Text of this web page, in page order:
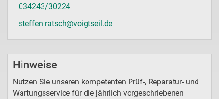
034243/30224
steffen.ratsch@voigtseil.de
Hinweise
Nutzen Sie unseren kompetenten Prüf-, Reparatur- und
Wartungsservice für die jährlich vorgeschriebenen